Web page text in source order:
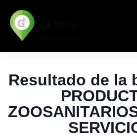
Resultado de la